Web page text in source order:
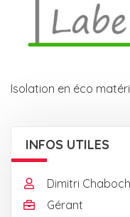
Isolation en éco
INFOS UTILES
Dimitri
Gérant